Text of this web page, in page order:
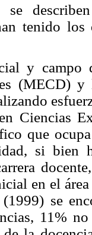
se
tenido los
y campo
(MECD) y
Ciencias
que
si bien
en el
se
11%